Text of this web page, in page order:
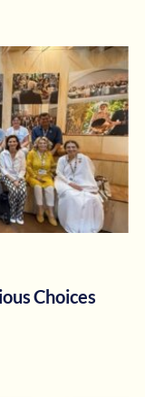
Choices